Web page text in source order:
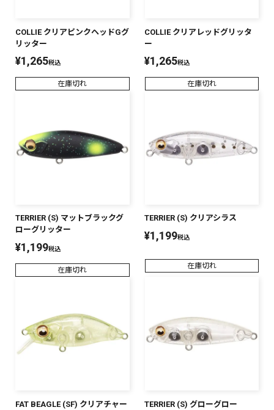
COLLIE クリアピンクヘッドGグ
リッター
¥1,265税込
在庫切れ
COLLIE クリアレッドグリッタ
ー
¥1,265税込
在庫切れ
TERRIER (S) マットブラックグ
ローグリッター
¥1,199税込
在庫切れ
TERRIER (S) クリアシラス
¥1,199税込
在庫切れ
FAT BEAGLE (SF) クリアチャー
TERRIER (S) グローグロー